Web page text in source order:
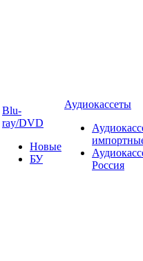
Blu-
ray/DVD
Новые
БУ
Аудиокассеты
Россия